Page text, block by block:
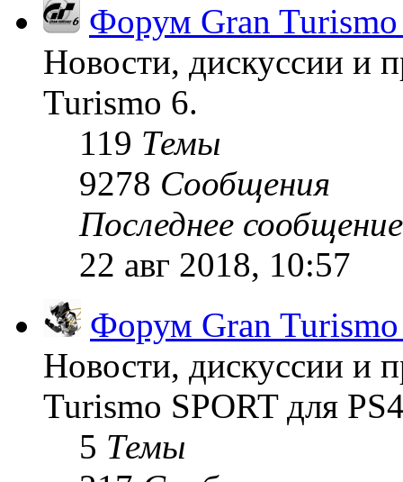
Форум Gran
Новости, дискуссии и
Turismo 6.
119 Темы
9278 Сообщения
Последнее сообщение
22 авг 2018, 10:57
Форум Gran Turismo
Новости, дискуссии и
Turismo SPORT для
5 Темы